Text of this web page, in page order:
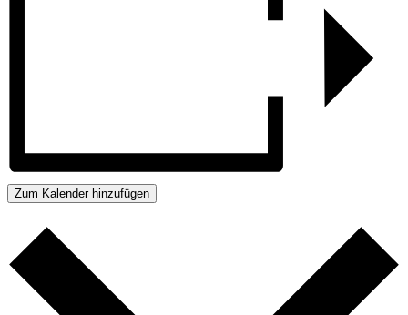
Zum Kalender hinzufügen